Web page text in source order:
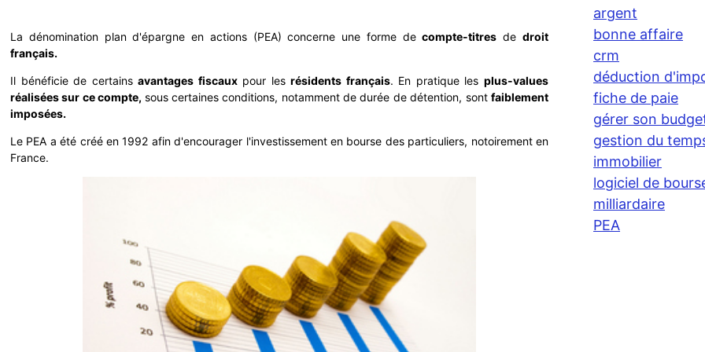
La dénomination plan d'épargne en actions (PEA) concerne une forme decompte-titres dedroit
français.
Il bénéficie de certainsavantages fiscauxpour lesrésidents français. En pratique lesplus-values
réalisées sur ce compte, sous certaines conditions, notamment de durée de détention, sontfaiblement
imposées.
Le PEA a été créé en 1992 afin d'encourager l'investissement en bourse des particuliers, notoirement en
France.
argent
bonne affaire
crm
déduction
fiche de paie
gérer son
gestion du
immobilier
logiciel de
milliardaire
PEA